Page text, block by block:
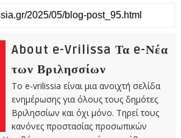
About e-Vrilissa Τα e-Νέα
των Βριλησσίων
Το e-vrilissia είναι μια ανοιχτή σελίδα
ενημέρωσης για όλους τους δημότες
Βριλησσίων και όχι μόνο. Τηρεί τους
κανόνες προστασίας προσωπικών